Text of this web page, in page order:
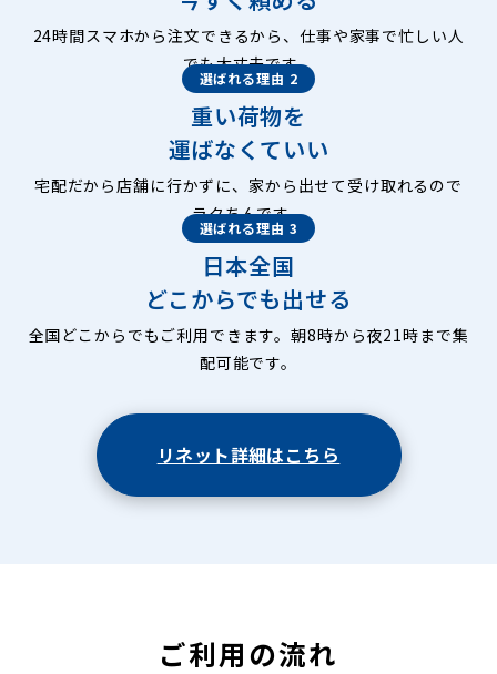
24時間スマホから注文できるから、仕事や家事で忙しい人
でも大丈夫です。
選ばれる理由 2
重い荷物を
運ばなくていい
宅配だから店舗に行かずに、家から出せて受け取れるので
ラクちんです。
選ばれる理由 3
日本全国
どこからでも出せる
全国どこからでもご利用できます。朝8時から夜21時まで集
配可能です。
リネット詳細はこちら
ご利用の流れ